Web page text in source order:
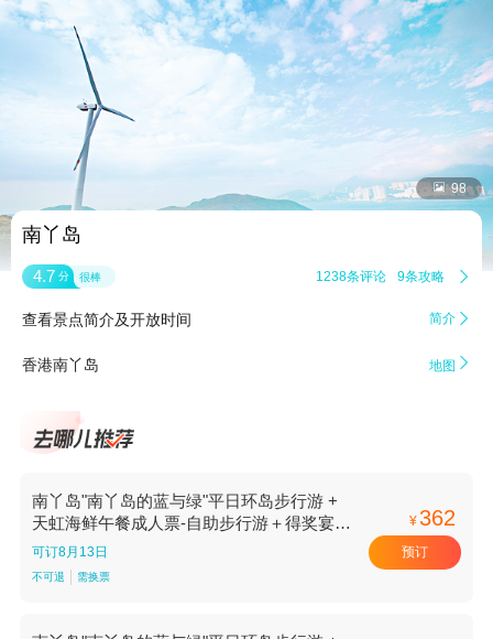
 98
南丫岛
4.7 分 很棒 1238条评论 9条攻略 
查看景点简介及开放时间 简介 
香港南丫岛 地图 
南丫岛"南丫岛的蓝与绿"平日环岛步行游 +
天虹海鲜午餐成人票-自助步行游＋得奖宴
A【自助步行游＋得奖宴 A】
可订8月13日
不可退 需换票
¥362
预订
